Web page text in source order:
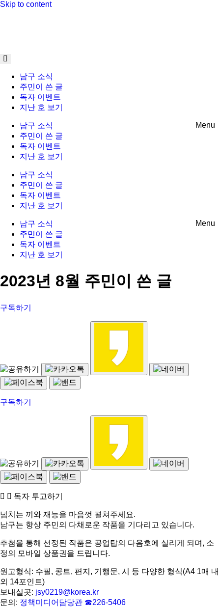
Skip to content
남구 소식
주민이 쓴 글
독자 이벤트
지난 호 보기
Menu
남구 소식
주민이 쓴 글
독자 이벤트
지난 호 보기
남구 소식
주민이 쓴 글
독자 이벤트
지난 호 보기
Menu
남구 소식
주민이 쓴 글
독자 이벤트
지난 호 보기
2023년 8월 주민이 쓴 글
구독하기
구독하기
독자 투고하기
넘치는 끼와 재능을 마음껏 펼쳐주세요.
남구는 항상 주민의 다채로운 작품을 기다리고 있습니다.
추첨을 통해 선정된 작품은 공업탑의 다음호에 실리게 되며, 소
정의 모바일 상품권을 드립니다.
원고형식: 수필, 콩트, 편지, 기행문, 시 등 다양한 형식(A4 1매 내
외 14포인트)
보내실곳: jsy0219@korea.kr
문의: 정책미디어담당관 ☎226-5406